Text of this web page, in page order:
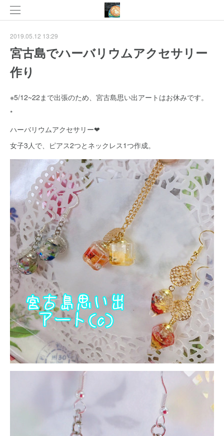
2019.05.12 13:29
宮古島でハーバリウムアクセサリー
作り
※5/12~22まで出張のため、宮古島思い出アートはお休みです。
*
ハーバリウムアクセサリー❤
女子3人で、ピアス2つとネックレス1つ作成。